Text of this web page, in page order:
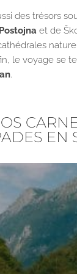
des trésors
et de
le voyage se
.
EN